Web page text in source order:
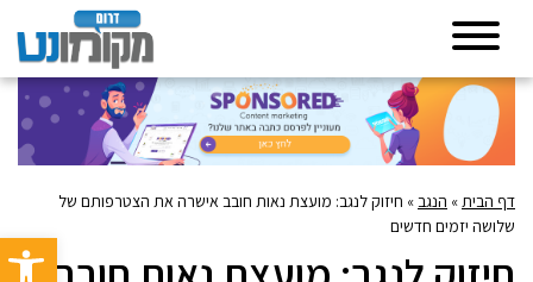
פתח
דף הבית» הנגב» חיזוק לנגב: מועצת נאות חובב אישרה את הצטרפותם של
שלושה יזמים חדשים